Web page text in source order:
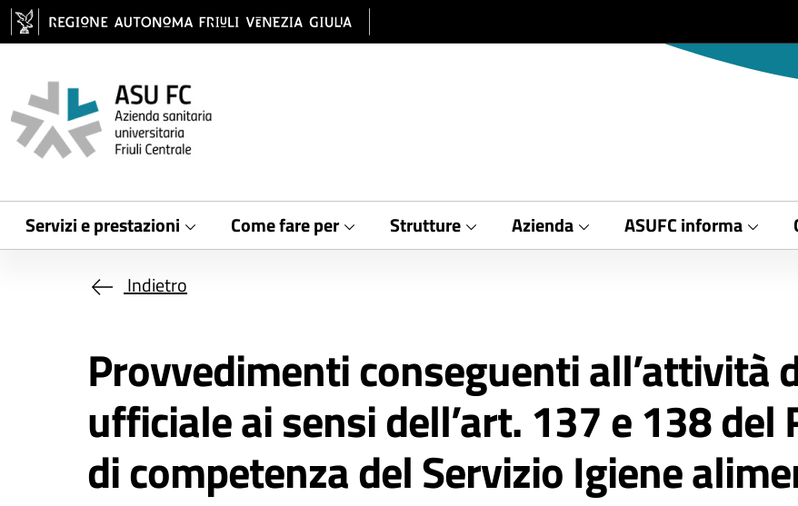
Salta al contenuto principale
Servizi e prestazioni Come fare per Strutture Azienda ASUFC informa
Indietro
Provvedimenti conseguenti all’attività
ufficiale ai sensi dell’art. 137 e 138
di competenza del Servizio Igiene